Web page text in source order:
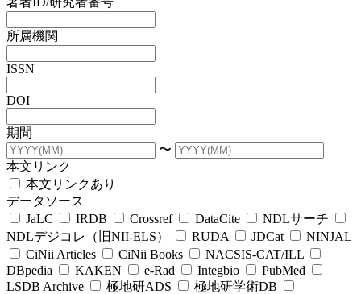
所属機関
ISSN
DOI
期間
〜
本文リンク
本文リンクあり
データソース
JaLC
IRDB Crossref DataCite
NDLサーチ
NDLデジコレ（旧NII-ELS）
RUDA JDCat
NINJAL
CiNii Articles
CiNii Books
NACSIS-CAT/ILL
DBpedia
KAKEN e-Rad Integbio
PubMed
LSDB Archive
極地研ADS
極地研学術DB